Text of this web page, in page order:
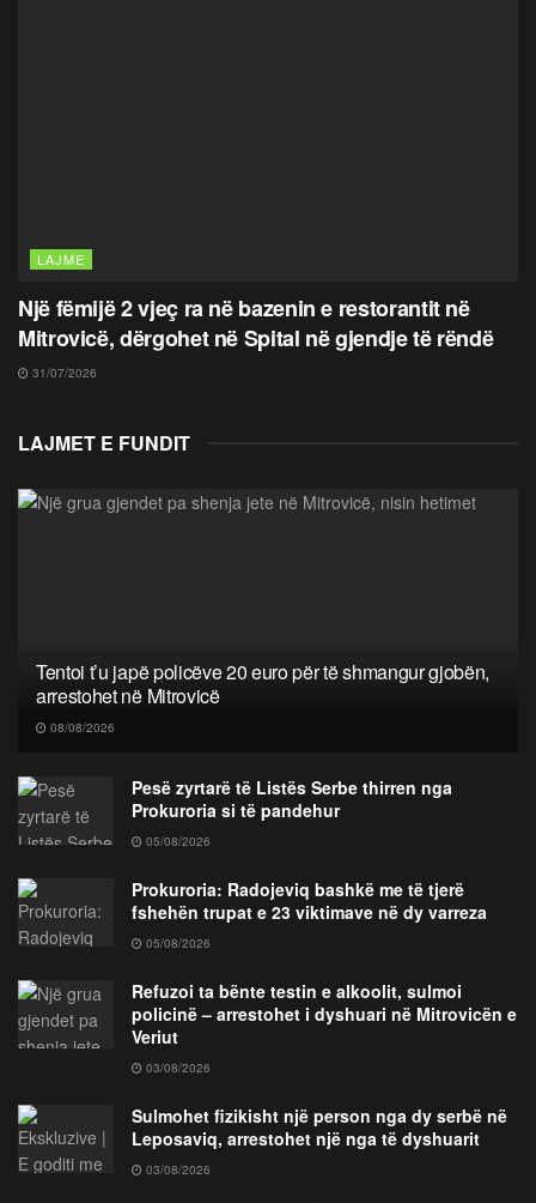
LAJME
Një fëmijë 2 vjeç ra në bazenin e restorantit në
Mitrovicë, dërgohet në Spital në gjendje të rëndë
31/07/2026
LAJMET E FUNDIT
Tentoi t’u japë policëve 20 euro për të shmangur gjobën,
arrestohet në Mitrovicë
08/08/2026
Pesë zyrtarë të Listës Serbe thirren nga
Prokuroria si të pandehur
05/08/2026
Prokuroria: Radojeviq bashkë me të tjerë
fshehën trupat e 23 viktimave në dy varreza
05/08/2026
Refuzoi ta bënte testin e alkoolit, sulmoi
policinë – arrestohet i dyshuari në Mitrovicën e
Veriut
03/08/2026
Sulmohet fizikisht një person nga dy serbë në
Leposaviq, arrestohet një nga të dyshuarit
03/08/2026